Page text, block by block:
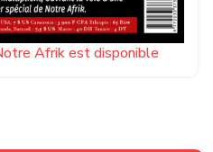
Afrik est disponible